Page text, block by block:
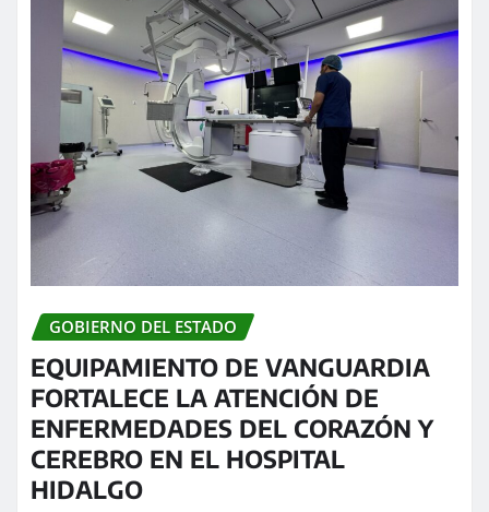
GOBIERNO DEL ESTADO
EQUIPAMIENTO DE VANGUARDIA
FORTALECE LA ATENCIÓN DE
ENFERMEDADES DEL CORAZÓN Y
CEREBRO EN EL HOSPITAL
HIDALGO